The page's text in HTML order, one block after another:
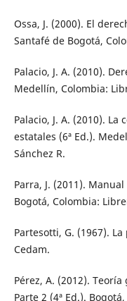
Ossa, J. (2000). El
Santafé de Bogotá,
Palacio, J. A. (2010).
Medellín, Colombia:
Palacio, J. A. (2010).
estatales (6ª Ed.).
Sánchez R.
Parra, J. (2011).
Bogotá, Colombia:
Partesotti, G. (1967).
Cedam.
Pérez, A. (2012).
Parte 2 (4ª Ed.).